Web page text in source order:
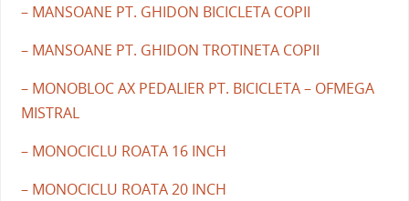
– MANSOANE PT. GHIDON BICICLETA COPII
– MANSOANE PT. GHIDON TROTINETA COPII
– MONOBLOC AX PEDALIER PT. BICICLETA – OFMEGA
MISTRAL
– MONOCICLU ROATA 16 INCH
– MONOCICLU ROATA 20 INCH